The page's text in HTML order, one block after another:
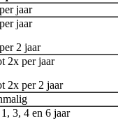
jaar
jaar
2 jaar
2x per jaar
2x per 2 jaar
3, 4 en 6 jaar